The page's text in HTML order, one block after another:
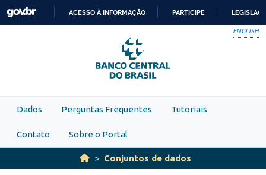
Skip to main content
PARA
O
CONTEÚDO
ACESSO À INFORMAÇÃO PARTICIPE
ENGLISH
Dados Perguntas Frequentes Tutoriais
Contato Sobre o Portal
Conjuntos de dados